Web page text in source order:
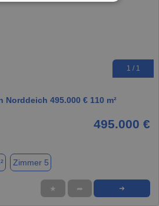
1 / 1
495.000 € 110 m²
495.000 €
Zimmer 5
★ ➦ ➜